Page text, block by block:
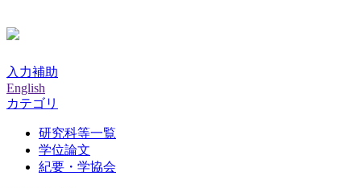
入力補助
English
カテゴリ
研究科等一覧
学位論文
紀要・学協会